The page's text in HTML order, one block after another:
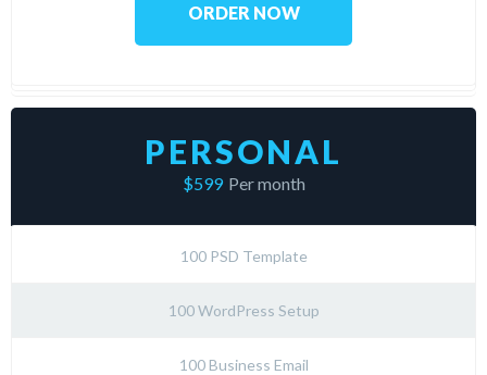
ORDER NOW
PERSONAL
$599 Per month
100 PSD Template
100 WordPress Setup
100 Business Email